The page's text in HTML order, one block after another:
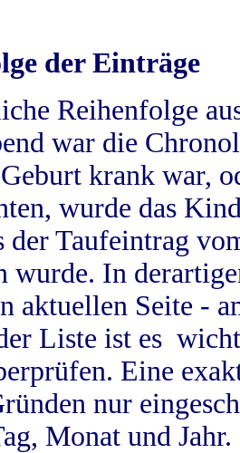
der Einträge
Reihenfolge
war die
krank war,
wurde das
der Taufeintrag
wurde. In
aktuellen Seite -
Liste ist es
Eine
nur
Monat und Jahr.